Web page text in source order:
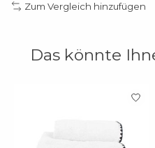
Zum Vergleich hinzufügen
Das könnte
Produkt-Karussell-Artikel